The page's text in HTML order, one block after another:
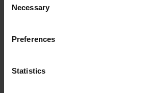
Selection
Necessary
Preferences
Statistics
Suomen nopeiten kasvava